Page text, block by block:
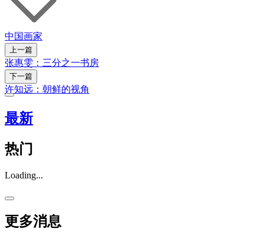
中国画家
上一篇
张惠雯：三分之一书房
下一篇
许知远：朝鲜的视角
最新
热门
Loading...
更多消息